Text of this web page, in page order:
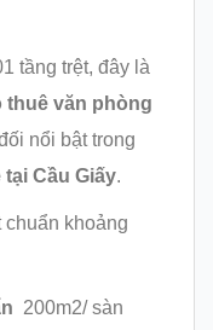
tầng trệt, đây là
thuê văn phòng
nổi bật trong
Cầu Giấy.
chuẩn khoảng
200m2/ sàn